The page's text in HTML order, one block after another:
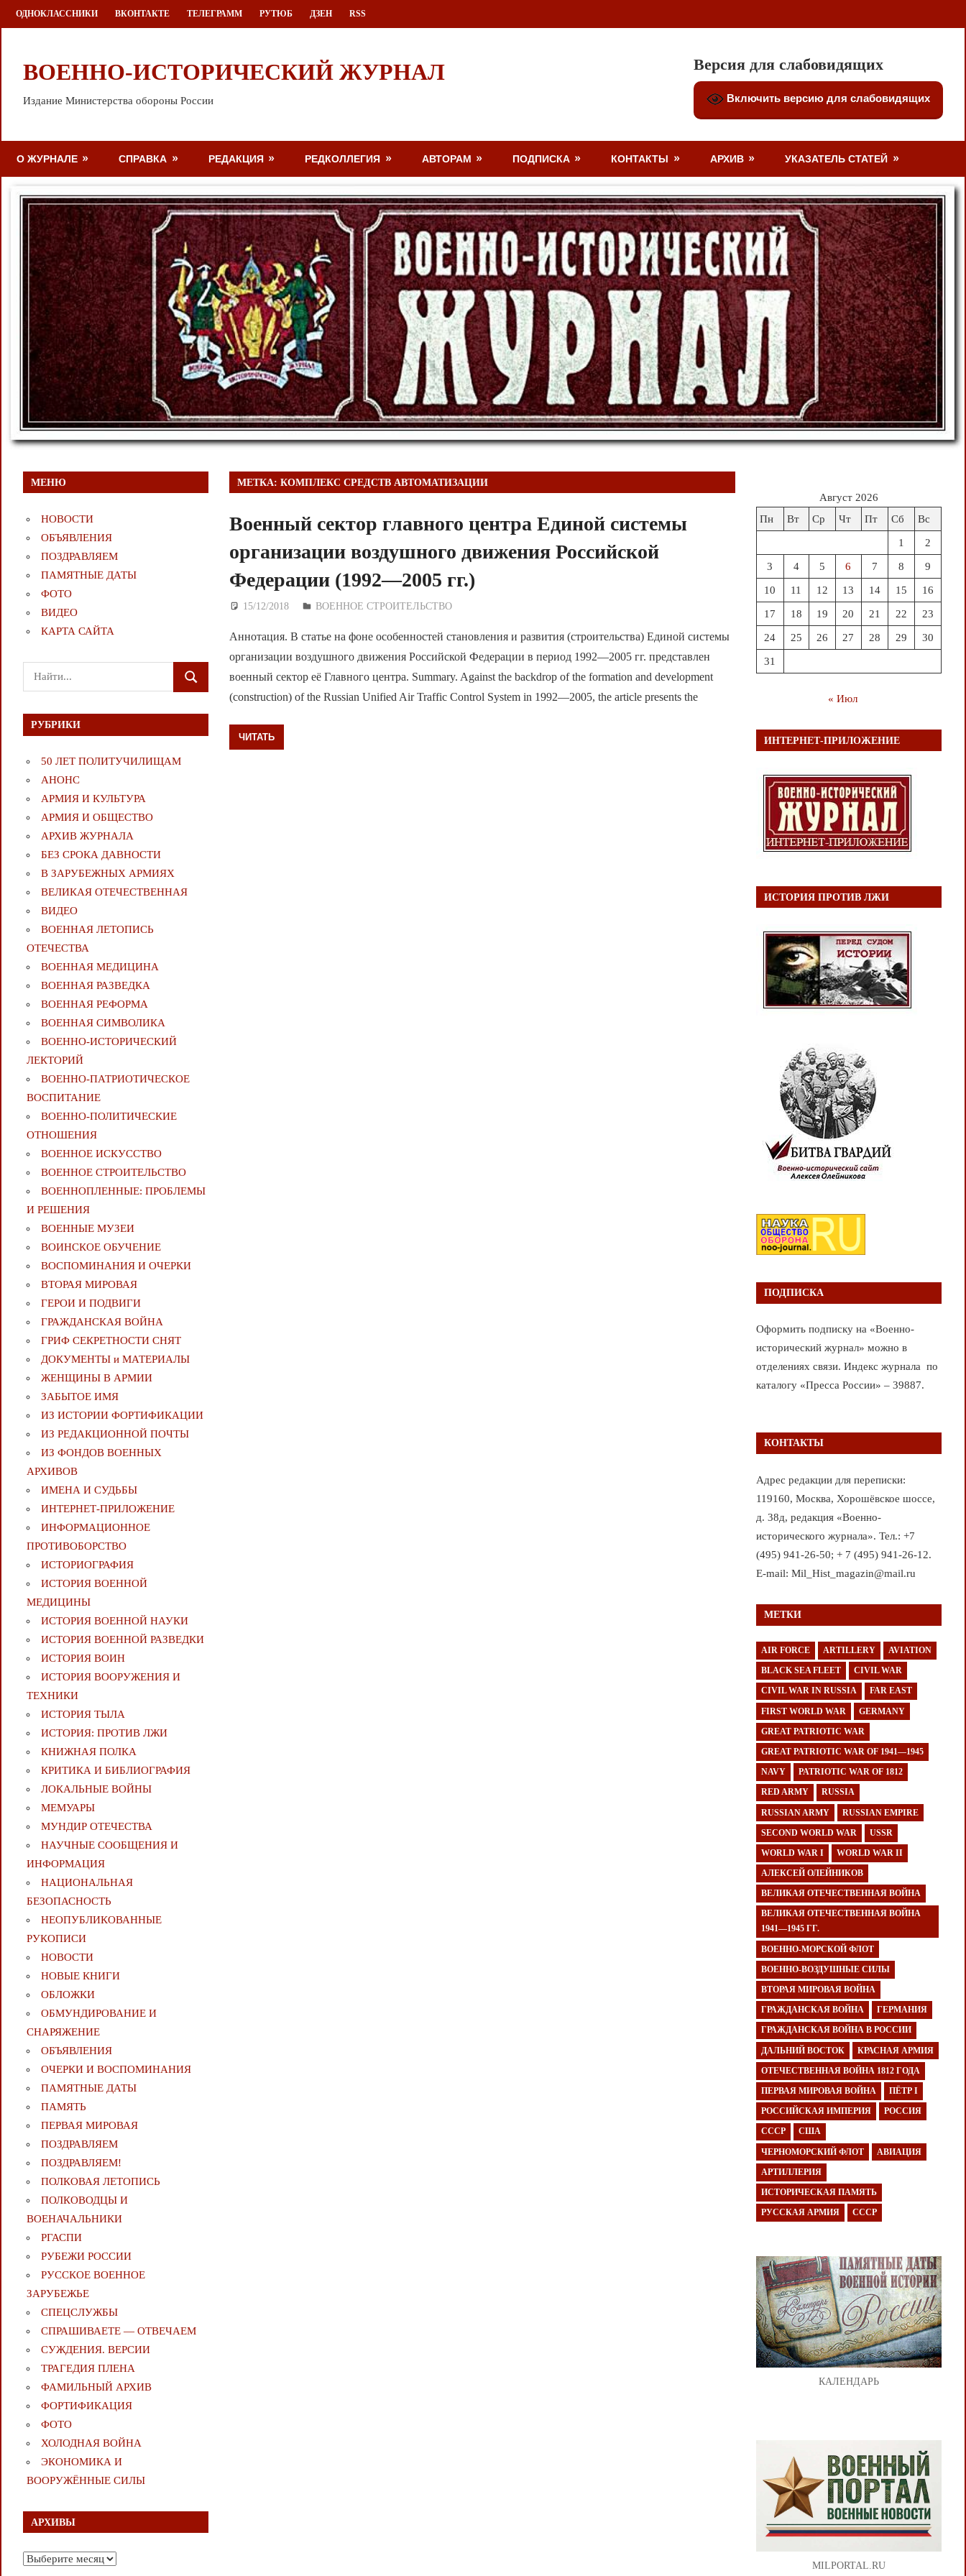
Перейти
к
ОДНОКЛАССНИКИ ВКОНТАКТЕ ТЕЛЕГРАММ РУТЮБ ДЗЕН RSS
ВОЕННО-ИСТОРИЧЕСКИЙ ЖУРНАЛ
Издание Министерства обороны России
Версия для слабовидящих
Включить версию для слабовидящих
О ЖУРНАЛЕ СПРАВКА РЕДАКЦИЯ РЕДКОЛЛЕГИЯ АВТОРАМ ПОДПИСКА КОНТАКТЫ АРХИВ УКАЗАТЕЛЬ СТАТЕЙ
МЕТКА:КОМПЛЕКС СРЕДСТВ АВТОМАТИЗАЦИИ
Военный сектор главного центра Единой системы
организации воздушного движения Российской
Федерации (1992—2005 гг.)
15/12/2018 Дежурный по Редакции
ВОЕННОЕ СТРОИТЕЛЬСТВО
Аннотация. В статье на фоне особенностей становления и развития (строительства) Единой системы
организации воздушного движения Российской Федерации в период 1992—2005 гг. представлен
военный сектор её Главного центра. Summary. Against the backdrop of the formation and development
(construction) of the Russian Unified Air Traffic Сontrol System in 1992—2005, the article presents the
ЧИТАТЬ
МЕНЮ
НОВОСТИ
ОБЪЯВЛЕНИЯ
ПОЗДРАВЛЯЕМ
ПАМЯТНЫЕ ДАТЫ
ФОТО
ВИДЕО
КАРТА САЙТА
Поиск
для:
ПОИСК
РУБРИКИ
50 ЛЕТ ПОЛИТУЧИЛИЩАМ
АНОНС
АРМИЯ И КУЛЬТУРА
АРМИЯ И ОБЩЕСТВО
АРХИВ ЖУРНАЛА
БЕЗ СРОКА ДАВНОСТИ
В ЗАРУБЕЖНЫХ АРМИЯХ
ВЕЛИКАЯ ОТЕЧЕСТВЕННАЯ
ВИДЕО
ВОЕННАЯ ЛЕТОПИСЬ
ОТЕЧЕСТВА
ВОЕННАЯ МЕДИЦИНА
ВОЕННАЯ РАЗВЕДКА
ВОЕННАЯ РЕФОРМА
ВОЕННАЯ СИМВОЛИКА
ВОЕННО-ИСТОРИЧЕСКИЙ
ЛЕКТОРИЙ
ВОЕННО-ПАТРИОТИЧЕСКОЕ
ВОСПИТАНИЕ
ВОЕННО-ПОЛИТИЧЕСКИE
ОТНОШЕНИЯ
ВОЕННОЕ ИСКУССТВО
ВОЕННОЕ СТРОИТЕЛЬСТВО
ВОЕННОПЛЕННЫЕ: ПРОБЛЕМЫ
И РЕШЕНИЯ
ВОЕННЫЕ МУЗЕИ
ВОИНСКОЕ ОБУЧЕНИЕ
ВОСПОМИНАНИЯ И ОЧЕРКИ
ВТОРАЯ МИРОВАЯ
ГЕРОИ И ПОДВИГИ
ГРАЖДАНСКАЯ ВОЙНА
ГРИФ СЕКРЕТНОСТИ СНЯТ
ДОКУМЕНТЫ и МАТЕРИАЛЫ
ЖЕНЩИНЫ В АРМИИ
ЗАБЫТОЕ ИМЯ
ИЗ ИСТОРИИ ФОРТИФИКАЦИИ
ИЗ РЕДАКЦИОННОЙ ПОЧТЫ
ИЗ ФОНДОВ ВОЕННЫХ
АРХИВОВ
ИМЕНА И СУДЬБЫ
ИНТЕРНЕТ-ПРИЛОЖЕНИЕ
ИНФОРМАЦИОННОЕ
ПРОТИВОБОРСТВО
ИСТОРИОГРАФИЯ
ИСТОРИЯ ВОЕННОЙ
МЕДИЦИНЫ
ИСТОРИЯ ВОЕННОЙ НАУКИ
ИСТОРИЯ ВОЕННОЙ РАЗВЕДКИ
ИСТОРИЯ ВОИН
ИСТОРИЯ ВООРУЖЕНИЯ И
ТЕХНИКИ
ИСТОРИЯ ТЫЛА
ИСТОРИЯ: ПРОТИВ ЛЖИ
КНИЖНАЯ ПОЛКА
КРИТИКА И БИБЛИОГРАФИЯ
ЛОКАЛЬНЫЕ ВОЙНЫ
МЕМУАРЫ
МУНДИР ОТЕЧЕСТВА
НАУЧНЫЕ СООБЩЕНИЯ И
ИНФОРМАЦИЯ
НАЦИОНАЛЬНАЯ
БЕЗОПАСНОСТЬ
НЕОПУБЛИКОВАННЫЕ
РУКОПИСИ
НОВОСТИ
НОВЫЕ КНИГИ
ОБЛОЖКИ
ОБМУНДИРОВАНИЕ И
СНАРЯЖЕНИЕ
ОБЪЯВЛЕНИЯ
ОЧЕРКИ И ВОСПОМИНАНИЯ
ПАМЯТНЫЕ ДАТЫ
ПАМЯТЬ
ПЕРВАЯ МИРОВАЯ
ПОЗДРАВЛЯЕМ
ПОЗДРАВЛЯЕМ!
ПОЛКОВАЯ ЛЕТОПИСЬ
ПОЛКОВОДЦЫ И
ВОЕНАЧАЛЬНИКИ
РГАСПИ
РУБЕЖИ РОССИИ
РУССКОЕ ВОЕННОЕ
ЗАРУБЕЖЬЕ
СПЕЦСЛУЖБЫ
СПРАШИВАЕТЕ — ОТВЕЧАЕМ
СУЖДЕНИЯ. ВЕРСИИ
ТРАГЕДИЯ ПЛЕНА
ФАМИЛЬНЫЙ АРХИВ
ФОРТИФИКАЦИЯ
ФОТО
ХОЛОДНАЯ ВОЙНА
ЭКОНОМИКА И
ВООРУЖЁННЫЕ СИЛЫ
АРХИВЫ
Архивы
Август 2026
Пн
Вт Ср Чт Пт Сб Вс
1 2
3 4 5 6 7 8 9
10 11 12 13 14 15 16
17 18 19 20 21 22 23
24 25 26 27 28 29 30
31
« Июл
ИНТЕРНЕТ-ПРИЛОЖЕНИЕ
ИСТОРИЯ ПРОТИВ ЛЖИ
ПОДПИСКА
Оформить подписку на «Военно-
исторический журнал» можно в
отделениях связи. Индекс журнала по
каталогу «Пресса России» – 39887.
КОНТАКТЫ
Адрес редакции для переписки:
119160, Москва, Хорошёвское шоссе,
д. 38д, редакция «Военно-
исторического журнала». Тел.: +7
(495) 941-26-50; + 7 (495) 941-26-12.
E-mail: Mil_Hist_magazin@mail.ru
МЕТКИ
AIR FORCE ARTILLERY AVIATION
BLACK SEA FLEET CIVIL WAR
CIVIL WAR IN RUSSIA FAR EAST
FIRST WORLD WAR GERMANY
GREAT PATRIOTIC WAR
GREAT PATRIOTIC WAR OF 1941—1945
NAVY PATRIOTIC WAR OF 1812
RED ARMY RUSSIA
RUSSIAN ARMY RUSSIAN EMPIRE
SECOND WORLD WAR USSR
WORLD WAR I WORLD WAR II
АЛЕКСЕЙ ОЛЕЙНИКОВ
ВЕЛИКАЯ ОТЕЧЕСТВЕННАЯ ВОЙНА
ВЕЛИКАЯ ОТЕЧЕСТВЕННАЯ ВОЙНА
1941—1945 ГГ.
ВОЕННО-МОРСКОЙ ФЛОТ
ВОЕННО-ВОЗДУШНЫЕ СИЛЫ
ВТОРАЯ МИРОВАЯ ВОЙНА
ГРАЖДАНСКАЯ ВОЙНА ГЕРМАНИЯ
ГРАЖДАНСКАЯ ВОЙНА В РОССИИ
ДАЛЬНИЙ ВОСТОК КРАСНАЯ АРМИЯ
ОТЕЧЕСТВЕННАЯ ВОЙНА 1812 ГОДА
ПЕРВАЯ МИРОВАЯ ВОЙНА ПЁТР I
РОССИЙСКАЯ ИМПЕРИЯ РОССИЯ
СССР США
ЧЕРНОМОРСКИЙ ФЛОТ АВИАЦИЯ
АРТИЛЛЕРИЯ
ИСТОРИЧЕСКАЯ ПАМЯТЬ
РУССКАЯ АРМИЯ СССР
КАЛЕНДАРЬ
MILPORTAL.RU